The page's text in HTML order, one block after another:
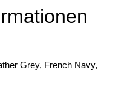
Grey, French Navy,